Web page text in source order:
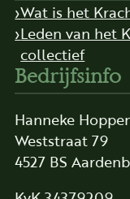
Wat is het
Leden van het
collectief
Bedrijfsinfo
Hanneke
Weststraat 79
4527 BS